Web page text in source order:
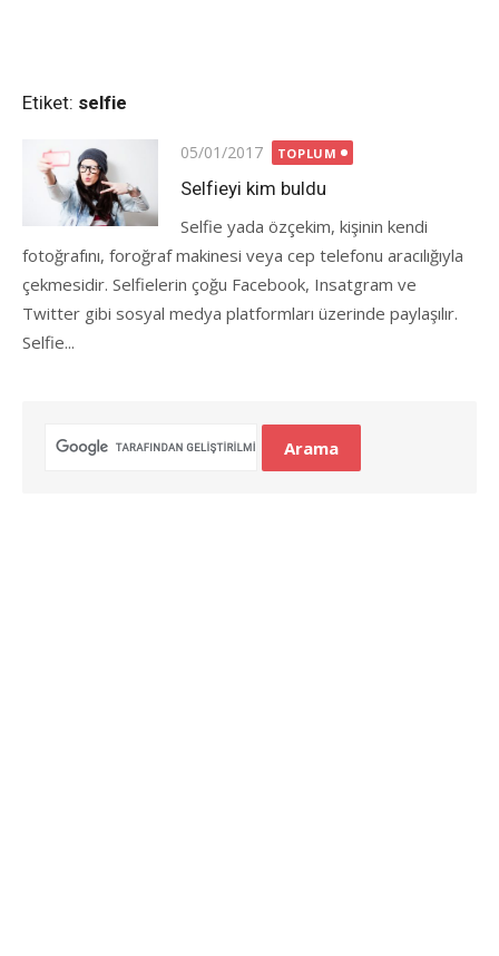
Etiket: selfie
Posted
on
05/01/2017 TOPLUM
Selfieyi kim buldu
Selfie yada özçekim, kişinin kendi
fotoğrafını, foroğraf makinesi veya cep telefonu aracılığıyla
çekmesidir. Selfielerin çoğu Facebook, Insatgram ve
Twitter gibi sosyal medya platformları üzerinde paylaşılır.
Selfie...